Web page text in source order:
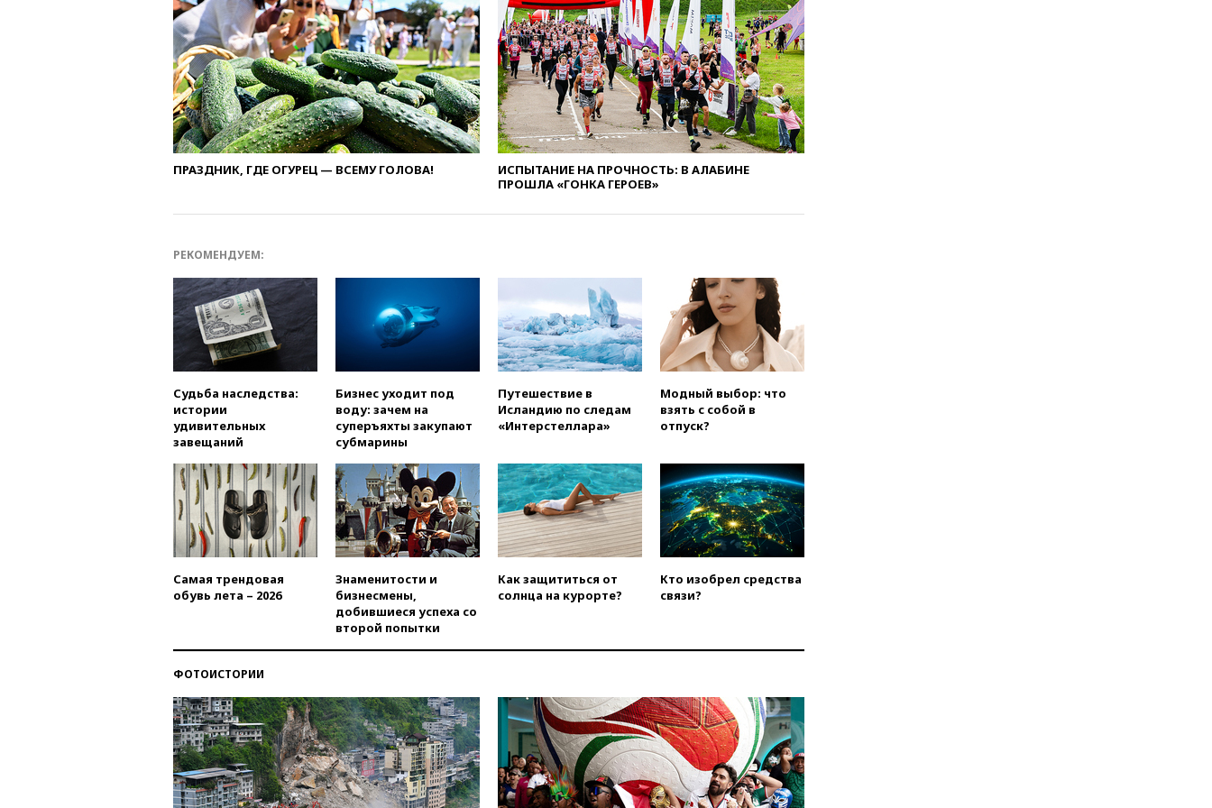
вчера, 20:53 Швыдкой:
«Интервидение» точно
пройдет в 2026 году
вчера, 20:45ПВО за день
сбила еще 75 украинских
беспилотников над Россией
вчера, 20:35Велосипедист
погиб при атаке FPV-дрона в
Белгородской области
Суд США
постановил остановить
строительство бального зала в
Белом доме
вчера, 20:15Сенат США
санкций против России и
Ирана
Гордеевой о фейках о ВС
России
вчера, 19:45ISU предоставил
нейтральный статус
фигуристкам Валиевой и
вчера, 19:35 Зеленский
вчера, 19:19Россиянка
вчера, 19:00Открытое
горение на складе в Брянске
ликвидировано
вчера, 18:55 Минобороны
отчиталось об ударах по двум
ПРАЗДНИК, ГДЕ ОГУРЕЦ — ВСЕМУ ГОЛОВА!
ИСПЫТАНИЕ НА ПРОЧНОСТЬ: В АЛАБИНЕ
ПРОШЛА «ГОНКА ГЕРОЕВ»
РЕКОМЕНДУЕМ:
Судьба наследства:
истории
удивительных
завещаний
Бизнес уходит под
воду: зачем на
суперъяхты закупают
субмарины
Путешествие в
Исландию по следам
«Интерстеллара»
Модный выбор: что
взять с собой в
отпуск?
Самая трендовая
обувь лета – 2026
Знаменитости и
бизнесмены,
добившиеся успеха со
второй попытки
Как защититься от
солнца на курорте?
Кто изобрел средства
связи?
ФОТОИСТОРИИ